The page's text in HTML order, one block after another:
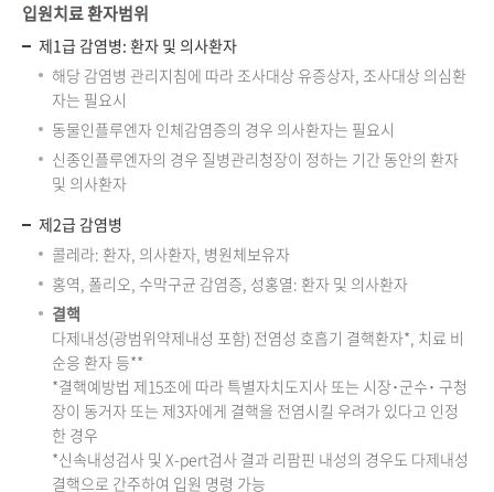
입원치료 환자범위
제1급 감염병: 환자 및 의사환자
해당 감염병 관리지침에 따라 조사대상 유증상자, 조사대상 의심환
자는 필요시
동물인플루엔자 인체감염증의 경우 의사환자는 필요시
신종인플루엔자의 경우 질병관리청장이 정하는 기간 동안의 환자
및 의사환자
제2급 감염병
콜레라: 환자, 의사환자, 병원체보유자
홍역, 폴리오, 수막구균 감염증, 성홍열: 환자 및 의사환자
결핵
다제내성(광범위약제내성 포함) 전염성 호흡기 결핵환자*, 치료 비
순응 환자 등**
*결핵예방법 제15조에 따라 특별자치도지사 또는 시장･군수･ 구청
장이 동거자 또는 제3자에게 결핵을 전염시킬 우려가 있다고 인정
한 경우
*신속내성검사 및 X-pert검사 결과 리팜핀 내성의 경우도 다제내성
결핵으로 간주하여 입원 명령 가능